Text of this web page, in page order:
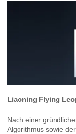
Liaoning Flying
Nach einer
Algorithmus sowie